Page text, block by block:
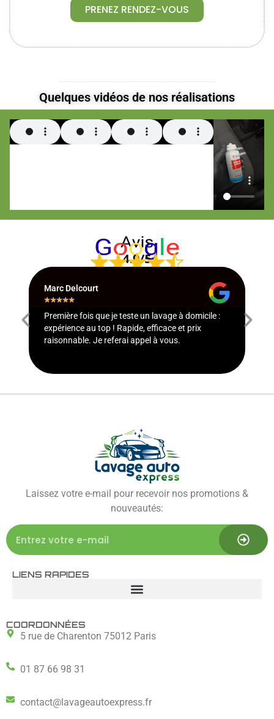
PRENEZ RENDEZ-VOUS
Quelques vidéos de nos réalisations
Hugo Perret
★★★★★
Ponctuel, efficace et super sympa. Le résultat est
impeccable Je recommande à 100 %
Laissez votre e-mail pour recevoir nos promotions &
nouveautés:
LIENS RAPIDES
COORDONNÉES
5 rue de Charenton 75012 Paris
01 87 66 98 31
contact@lavageautoexpress.fr